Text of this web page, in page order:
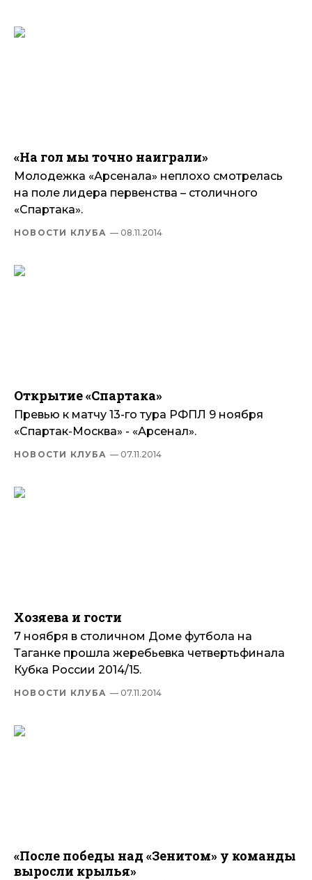
«На гол мы точно наиграли»
Молодежка «Арсенала» неплохо смотрелась
на поле лидера первенства – столичного
«Спартака».
НОВОСТИ КЛУБА — 08.11.2014
Открытие «Спартака»
Превью к матчу 13-го тура РФПЛ 9 ноября
«Спартак-Москва» - «Арсенал».
НОВОСТИ КЛУБА — 07.11.2014
Хозяева и гости
7 ноября в столичном Доме футбола на
Таганке прошла жеребьевка четвертьфинала
Кубка России 2014/15.
НОВОСТИ КЛУБА — 07.11.2014
«После победы над «Зенитом» у команды
выросли крылья»